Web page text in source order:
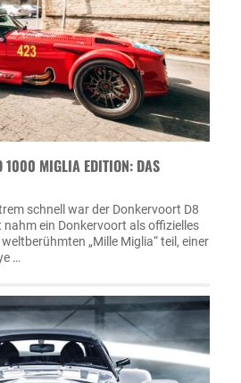
1000 MIGLIA EDITION: DAS
schnell war der Donkervoort D8
nahm ein Donkervoort als offizielles
„Mille Miglia“ teil, einer
…